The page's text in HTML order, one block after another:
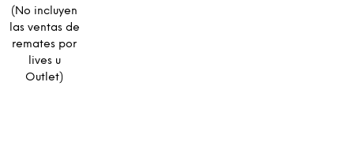
(No incluyen
las ventas de
remates por
lives u
Outlet)